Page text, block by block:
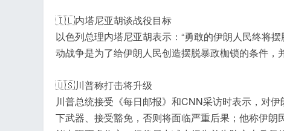
🇮🇱内塔尼亚胡谈战役目标
以色列总理内塔尼亚胡表示：“勇敢的伊朗人民终将
动战争是为了给伊朗人民创造摆脱暴政枷锁的条件，
🇺🇸川普称打击将升级
川普总统接受《每日邮报》和CNN采访时表示，对
下武器、接受豁免，否则将面临严重后果；他称伊